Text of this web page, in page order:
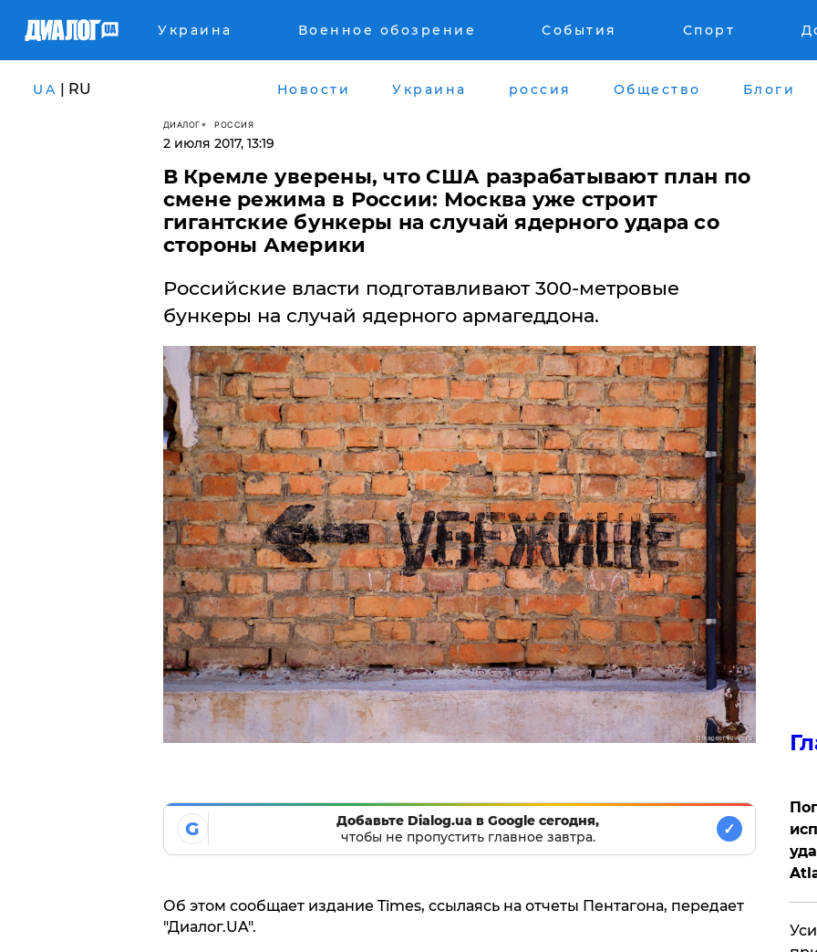
Украина Военное обозрение События Спорт
UA | RU Новости Украина россия Общество Блоги
ДИАЛОГ РОССИЯ
2 июля 2017, 13:19
В Кремле уверены, что США разрабатывают план по
смене режима в России: Москва уже строит
гигантские бункеры на случай ядерного удара со
стороны Америки
Российские власти подготавливают 300-метровые
бункеры на случай ядерного армагеддона.
G
Добавьте Dialog.ua в Google сегодня,
чтобы не пропустить главное завтра.
✓
Об этом сообщает издание Times, ссылаясь на отчеты Пентагона, передает
"Диалог.UA".